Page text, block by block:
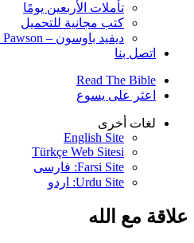
تأملات الأربعين يومًا
كتب مجانية للتحميل
ديفيد باوسون – David Pawson
اتصل بنا
Read The Bible
اعثر على يسوع
لغات أخرى
English Site
Türkçe Web Sitesi
Farsi Site: فارسی
Urdu Site: اردو
علاقة مع الله